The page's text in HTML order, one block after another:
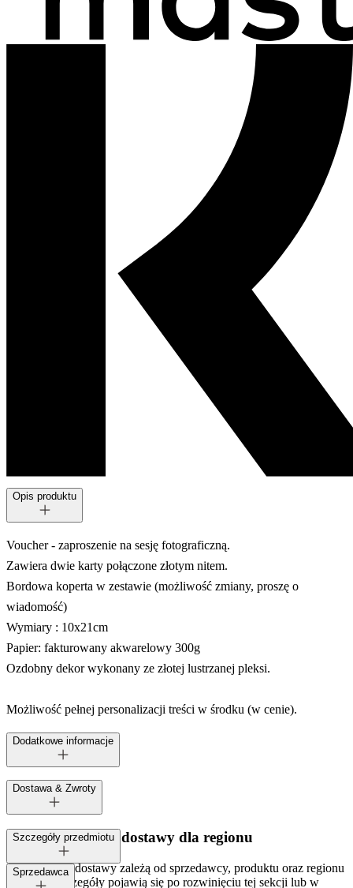
Opis produktu
Voucher - zaproszenie na sesję fotograficzną.
Zawiera dwie karty połączone złotym nitem.
Bordowa koperta w zestawie (możliwość zmiany, proszę o
wiadomość)
Wymiary : 10x21cm
Papier: fakturowany akwarelowy 300g
Ozdobny dekor wykonany ze złotej lustrzanej pleksi.
Możliwość pełnej personalizacji treści w środku (w cenie).
Dodatkowe informacje
Dostawa & Zwroty
Dostępne metody dostawy dla regionu
Opcje i koszt dostawy zależą od sprzedawcy, produktu oraz regionu
dostawy. Szczegóły pojawią się po rozwinięciu tej sekcji lub w
Szczegóły przedmiotu
Tagi:
Sprzedawca